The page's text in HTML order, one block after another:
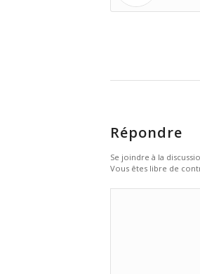
Répondre
Se joindre à la
Vous êtes libre de